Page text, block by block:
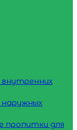
пропитки для